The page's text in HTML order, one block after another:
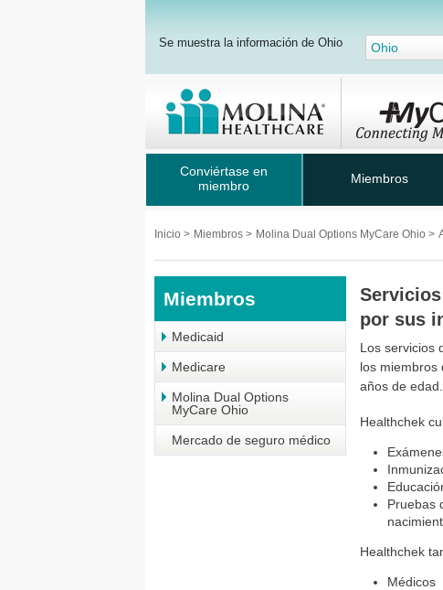
Se muestra la información de Ohio Ohio
Conviértase en
miembro
Miembros
Inicio > Miembros > Molina Dual Options MyCare Ohio >
Miembros
Medicaid
Medicare
Molina Dual Options
MyCare Ohio
Mercado de seguro médico
por sus
Los servicios
los miembros
años de edad.
Healthchek
Pruebas
Healthchek
Médicos